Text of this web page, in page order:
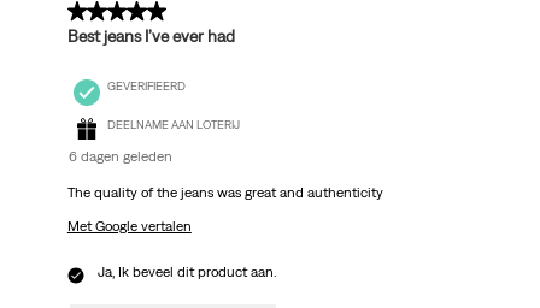
5 van 5 sterren.
Best jeans I’ve ever had
GEVERIFIEERD
DEELNAME AAN LOTERIJ
6 dagen geleden
The quality of the jeans was great and authenticity
Met Google vertalen
Ja, Ik beveel dit product aan.